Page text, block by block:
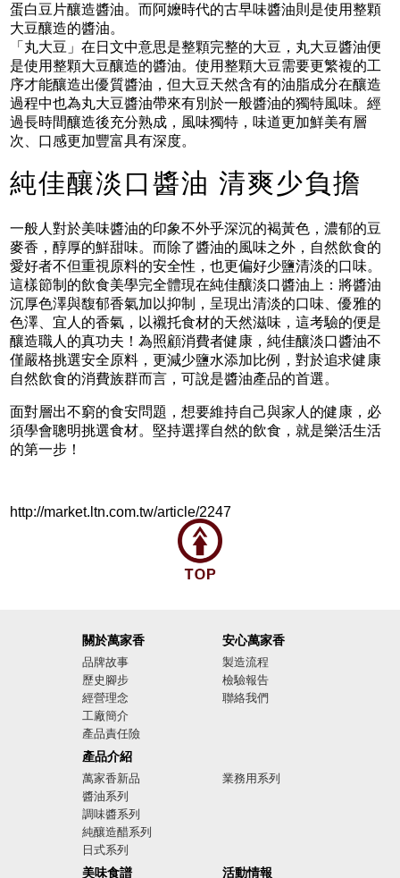
蛋白豆片釀造醬油。而阿嬤時代的古早味醬油則是使用整顆
大豆釀造的醬油。
「丸大豆」在日文中意思是整顆完整的大豆，丸大豆醬油便
是使用整顆大豆釀造的醬油。使用整顆大豆需要更繁複的工
序才能釀造出優質醬油，但大豆天然含有的油脂成分在釀造
過程中也為丸大豆醬油帶來有別於一般醬油的獨特風味。經
過長時間釀造後充分熟成，風味獨特，味道更加鮮美有層
次、口感更加豐富具有深度。
純佳釀淡口醬油 清爽少負擔
一般人對於美味醬油的印象不外乎深沉的褐黃色，濃郁的豆
麥香，醇厚的鮮甜味。而除了醬油的風味之外，自然飲食的
愛好者不但重視原料的安全性，也更偏好少鹽清淡的口味。
這樣節制的飲食美學完全體現在純佳釀淡口醬油上：將醬油
沉厚色澤與馥郁香氣加以抑制，呈現出清淡的口味、優雅的
色澤、宜人的香氣，以襯托食材的天然滋味，這考驗的便是
釀造職人的真功夫！為照顧消費者健康，純佳釀淡口醬油不
僅嚴格挑選安全原料，更減少鹽水添加比例，對於追求健康
自然飲食的消費族群而言，可說是醬油產品的首選。
面對層出不窮的食安問題，想要維持自己與家人的健康，必
須學會聰明挑選食材。堅持選擇自然的飲食，就是樂活生活
的第一步！
http://market.ltn.com.tw/article/2247
關於萬家香
品牌故事
歷史腳步
經營理念
工廠簡介
產品責任險
廣告影音
產品介紹
萬家香新品
醬油系列
調味醬系列
純釀造醋系列
日式系列
業務用系列
美味食譜
安心萬家香
製造流程
檢驗報告
聯絡我們
活動情報